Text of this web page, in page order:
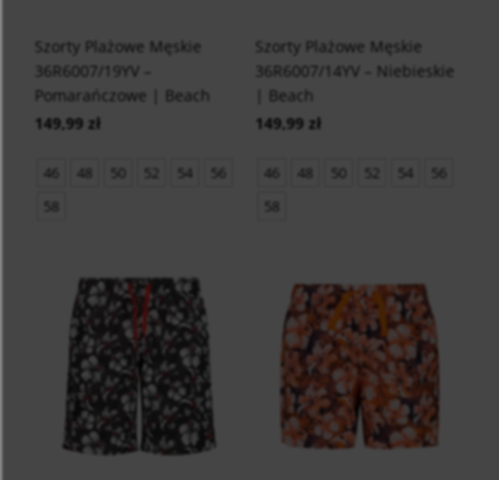
Szorty Plażowe Męskie
36R6007/19YV –
Pomarańczowe | Beach
149,99 zł
46 48 50 52 54
56
58
Szorty Plażowe Męskie
36R6007/14YV – Niebieskie
| Beach
149,99 zł
46 48 50 52 54
56
58